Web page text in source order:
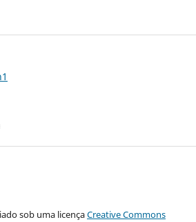
sob uma licençaCreative Commons